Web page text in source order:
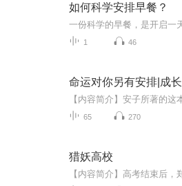
如何科学安排早餐？
1 46
命运对你另有安排|成长
65 270
猎妖高校